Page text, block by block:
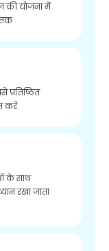
की योजना में
करें
के साथ
रखा जाता